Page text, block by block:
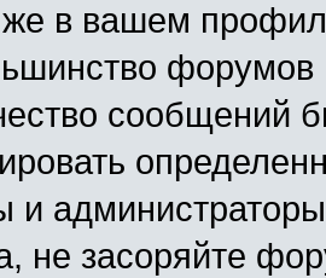
в вашем
форумов
сообщений
и
не засоряйте